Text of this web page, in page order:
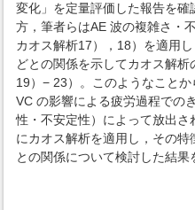
変化」を定量評価した報告を
方，筆者らはAE 波の複雑さ・
カオス解析17），18）を適用
どとの関係を示してカオス解析
19）− 23）。このようなこと
VC の影響による疲労過程での
性・不安定性）によって放出さ
にカオス解析を適用し，その
との関係について検討した結果